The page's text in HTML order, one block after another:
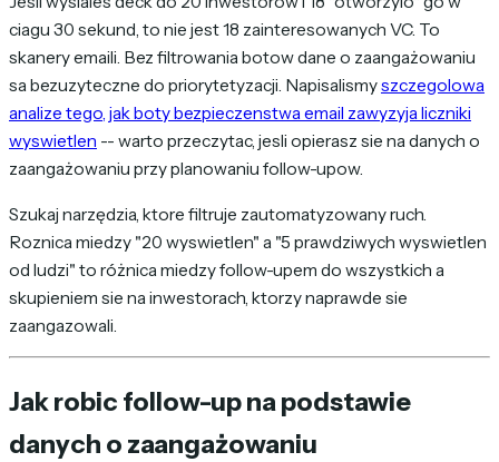
ciagu 30 sekund, to nie jest 18 zainteresowanych VC. To
skanery emaili. Bez filtrowania botow dane o zaangażowaniu
sa bezuzyteczne do priorytetyzacji. Napisalismyszczegolowa
analize tego, jak boty bezpieczenstwa email zawyzyja liczniki
wyswietlen -- warto przeczytac, jesli opierasz sie na danych o
zaangażowaniu przy planowaniu follow-upow.
Szukaj narzędzia, ktore filtruje zautomatyzowany ruch.
Roznica miedzy "20 wyswietlen" a "5 prawdziwych wyswietlen
od ludzi" to różnica miedzy follow-upem do wszystkich a
skupieniem sie na inwestorach, ktorzy naprawde sie
zaangazowali.
Jak robic follow-up na podstawie
danych o zaangażowaniu